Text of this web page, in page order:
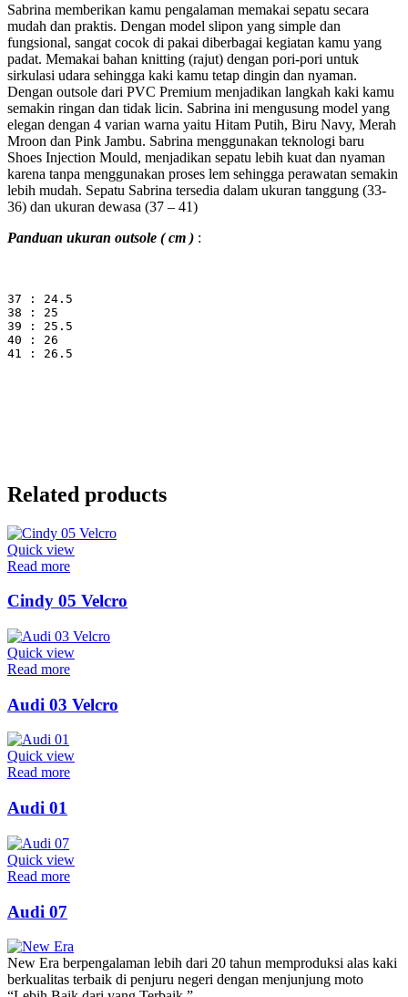
Sabrina memberikan kamu pengalaman memakai sepatu secara
mudah dan praktis. Dengan model slipon yang simple dan
fungsional, sangat cocok di pakai diberbagai kegiatan kamu yang
padat. Memakai bahan knitting (rajut) dengan pori-pori untuk
sirkulasi udara sehingga kaki kamu tetap dingin dan nyaman.
Dengan outsole dari PVC Premium menjadikan langkah kaki kamu
semakin ringan dan tidak licin. Sabrina ini mengusung model yang
elegan dengan 4 varian warna yaitu Hitam Putih, Biru Navy, Merah
Mroon dan Pink Jambu. Sabrina menggunakan teknologi baru
Shoes Injection Mould, menjadikan sepatu lebih kuat dan nyaman
karena tanpa menggunakan proses lem sehingga perawatan semakin
lebih mudah. Sepatu Sabrina tersedia dalam ukuran tanggung (33-
36) dan ukuran dewasa (37 – 41)
Panduan ukuran outsole ( cm ) :
37 : 24.5
38 : 25
39 : 25.5
40 : 26
41 : 26.5
Related products
Quick view
Read more
Cindy 05 Velcro
Quick view
Read more
Audi 03 Velcro
Quick view
Read more
Audi 01
Quick view
Read more
Audi 07
New Era berpengalaman lebih dari 20 tahun memproduksi alas kaki
berkualitas terbaik di penjuru negeri dengan menjunjung moto